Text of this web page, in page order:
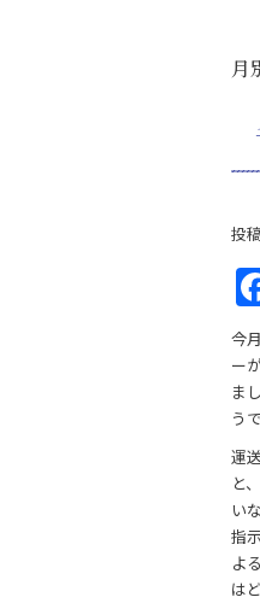
月
投
今
ー
ま
う
運
と
い
指
よ
は